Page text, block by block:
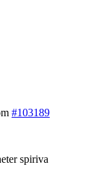
#103189
spiriva